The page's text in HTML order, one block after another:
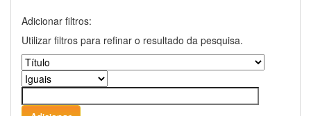
Adicionar filtros:
Utilizar filtros para refinar o resultado da pesquisa.